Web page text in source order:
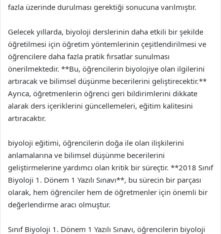
fazla üzerinde durulması gerektiği sonucuna varılmıştır.
Gelecek yıllarda, biyoloji derslerinin daha etkili bir şekilde
öğretilmesi için öğretim yöntemlerinin çeşitlendirilmesi ve
öğrencilere daha fazla pratik fırsatlar sunulması
önerilmektedir. **Bu, öğrencilerin biyolojiye olan ilgilerini
artıracak ve bilimsel düşünme becerilerini geliştirecektir.**
Ayrıca, öğretmenlerin öğrenci geri bildirimlerini dikkate
alarak ders içeriklerini güncellemeleri, eğitim kalitesini
artıracaktır.
biyoloji eğitimi, öğrencilerin doğa ile olan ilişkilerini
anlamalarına ve bilimsel düşünme becerilerini
geliştirmelerine yardımcı olan kritik bir süreçtir. **2018 Sınıf
Biyoloji 1. Dönem 1 Yazılı Sınavı**, bu sürecin bir parçası
olarak, hem öğrenciler hem de öğretmenler için önemli bir
değerlendirme aracı olmuştur.
Sınıf Biyoloji 1. Dönem 1 Yazılı Sınavı, öğrencilerin biyoloji